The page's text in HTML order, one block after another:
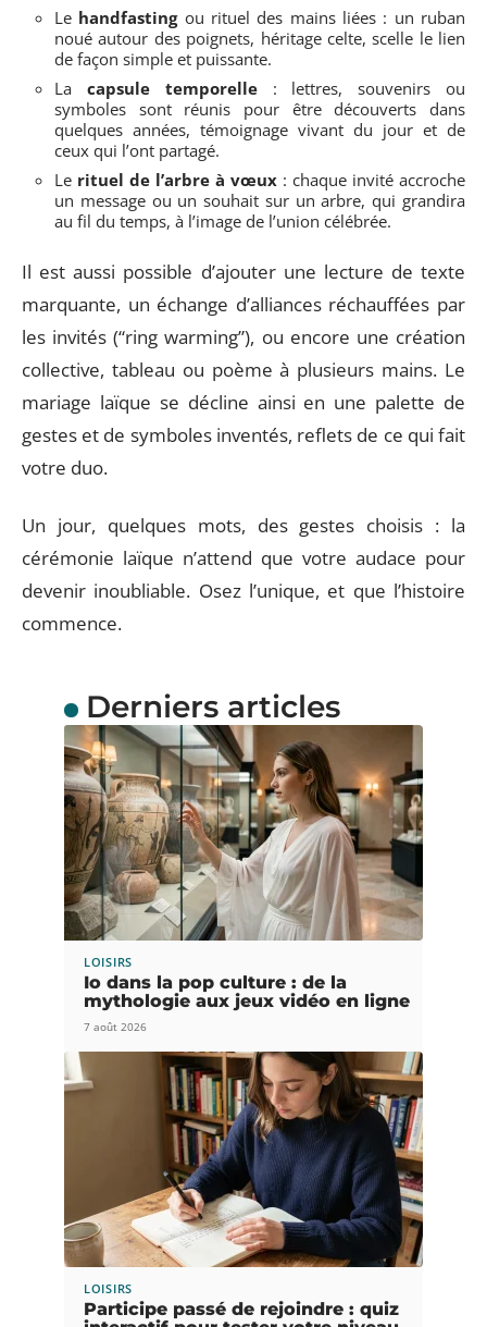
Le handfastingou rituel des mains liées : un ruban
noué autour des poignets, héritage celte, scelle le lien
de façon simple et puissante.
La capsule temporelle: lettres, souvenirs ou
symboles sont réunis pour être découverts dans
quelques années, témoignage vivant du jour et de
ceux qui l’ont partagé.
Le rituel de l’arbre à vœux : chaque invité accroche
un message ou un souhait sur un arbre, qui grandira
au fil du temps, à l’image de l’union célébrée.
Il est aussi possible d’ajouter une lecture de texte
marquante, un échange d’alliances réchauffées par
les invités (“ring warming”), ou encore une création
collective, tableau ou poème à plusieurs mains. Le
mariage laïque se décline ainsi en une palette de
gestes et de symboles inventés, reflets de ce qui fait
votre duo.
Un jour, quelques mots, des gestes choisis : la
cérémonie laïque n’attend que votre audace pour
devenir inoubliable. Osez l’unique, et que l’histoire
commence.
Derniers articles
LOISIRS
Io dans la pop culture : de la
mythologie aux jeux vidéo en ligne
7 août 2026
LOISIRS
Participe passé de rejoindre : quiz